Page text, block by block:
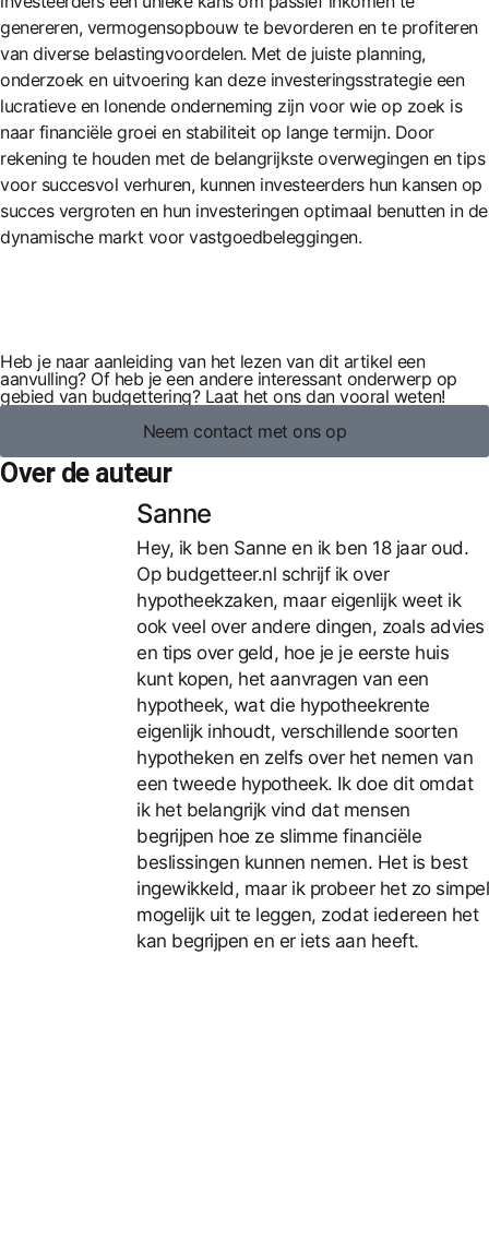
genereren, vermogensopbouw te bevorderen en te profiteren
van diverse belastingvoordelen. Met de juiste planning,
onderzoek en uitvoering kan deze investeringsstrategie een
lucratieve en lonende onderneming zijn voor wie op zoek is
naar financiële groei en stabiliteit op lange termijn. Door
rekening te houden met de belangrijkste overwegingen en tips
voor succesvol verhuren, kunnen investeerders hun kansen op
succes vergroten en hun investeringen optimaal benutten in de
dynamische markt voor vastgoedbeleggingen.
Heb je naar aanleiding van het lezen van dit artikel een
aanvulling? Of heb je een andere interessant onderwerp op
gebied van budgettering? Laat het ons dan vooral weten!
Neem contact met ons op
Over de auteur
Sanne
Hey, ik ben Sanne en ik ben 18 jaar oud.
Op budgetteer.nl schrijf ik over
hypotheekzaken, maar eigenlijk weet ik
ook veel over andere dingen, zoals advies
en tips over geld, hoe je je eerste huis
kunt kopen, het aanvragen van een
hypotheek, wat die hypotheekrente
eigenlijk inhoudt, verschillende soorten
hypotheken en zelfs over het nemen van
een tweede hypotheek. Ik doe dit omdat
ik het belangrijk vind dat mensen
begrijpen hoe ze slimme financiële
beslissingen kunnen nemen. Het is best
ingewikkeld, maar ik probeer het zo simpel
mogelijk uit te leggen, zodat iedereen het
kan begrijpen en er iets aan heeft.